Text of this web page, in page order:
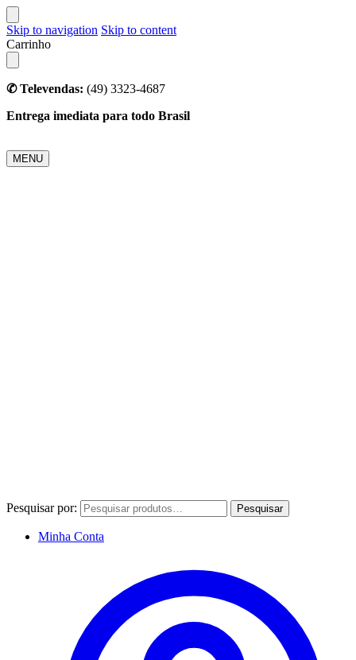
Skip to navigation Skip to content
Carrinho
✆ Televendas: (49) 3323-4687
Entrega imediata para todo Brasil
MENU
Pesquisar por: Pesquisar
Minha Conta